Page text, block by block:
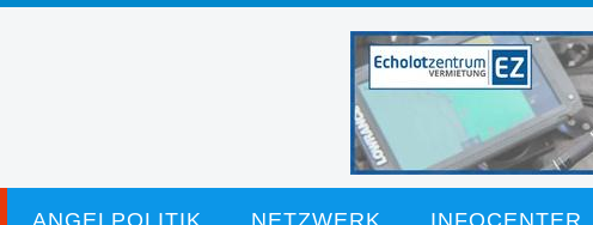
ANGELPOLITIK NETZWERK INFOCENTER